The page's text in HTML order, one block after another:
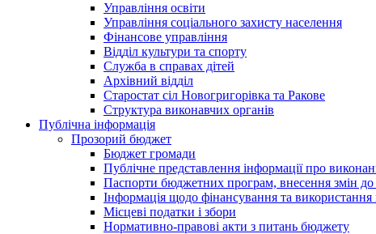
Управління освіти
Управління соціального захисту населення
Фінансове управління
Відділ культури та спорту
Служба в справах дітей
Архівний відділ
Старостат сіл Новогригорівка та Ракове
Структура виконавчих органів
Публічна інформація
Прозорий бюджет
Бюджет громади
Публічне представлення інформації про
Паспорти бюджетних програм, внесення змін
Інформація щодо фінансування та
Місцеві податки і збори
Нормативно-правові акти з питань бюджету